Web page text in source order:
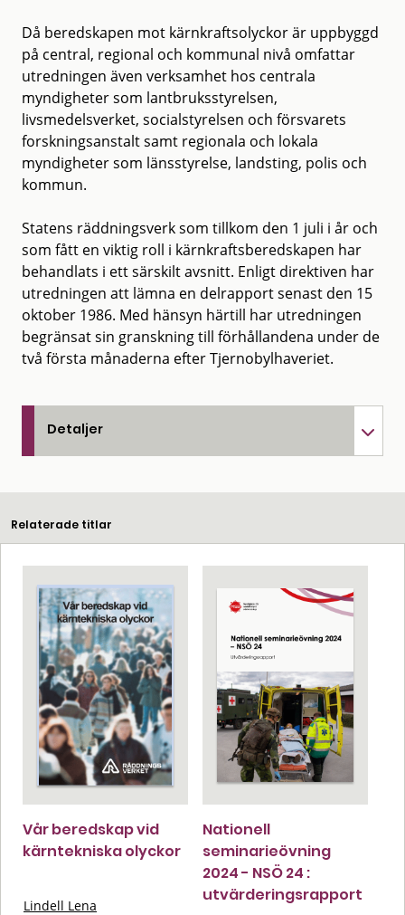
Då beredskapen mot kärnkraftsolyckor är uppbyggd
på central, regional och kommunal nivå omfattar
utredningen även verksamhet hos centrala
myndigheter som lantbruksstyrelsen,
livsmedelsverket, socialstyrelsen och försvarets
forskningsanstalt samt regionala och lokala
myndigheter som länsstyrelse, landsting, polis och
kommun.
Statens räddningsverk som tillkom den 1 juli i år och
som fått en viktig roll i kärnkraftsberedskapen har
behandlats i ett särskilt avsnitt. Enligt direktiven har
utredningen att lämna en delrapport senast den 15
oktober 1986. Med hänsyn härtill har utredningen
begränsat sin granskning till förhållandena under de
två första månaderna efter Tjernobylhaveriet.
Detaljer
Relaterade titlar
Vår beredskap vid
kärntekniska olyckor
Lindell Lena
Nationell
seminarieövning
2024 - NSÖ 24 :
utvärderingsrapport